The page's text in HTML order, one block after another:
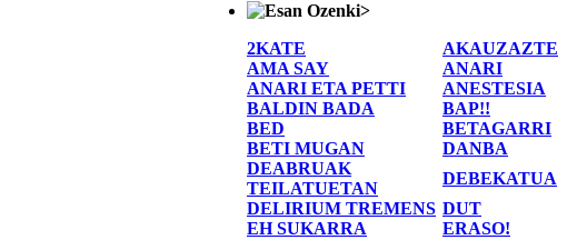
>
2KATE
AKAUZAZTE
AMA SAY
ANARI
ANARI ETA PETTI
ANESTESIA
BALDIN BADA
BAP!!
BED
BETAGARRI
BETI MUGAN
DANBA
DEABRUAK
TEILATUETAN
DEBEKATUA
DELIRIUM TREMENS DUT
EH SUKARRA
ERASO!